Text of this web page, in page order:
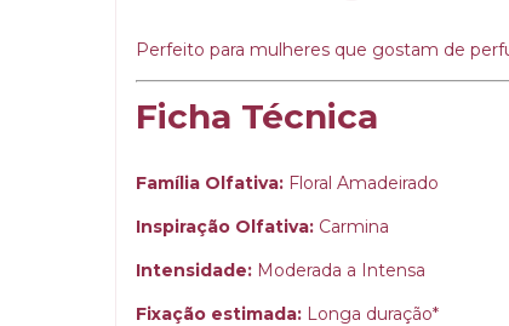
Perfeito para mulheres que gostam de
Ficha Técnica
Família Olfativa: Floral Amadeirado
Inspiração Olfativa: Carmina
Intensidade: Moderada a Intensa
Fixação estimada: Longa duração*